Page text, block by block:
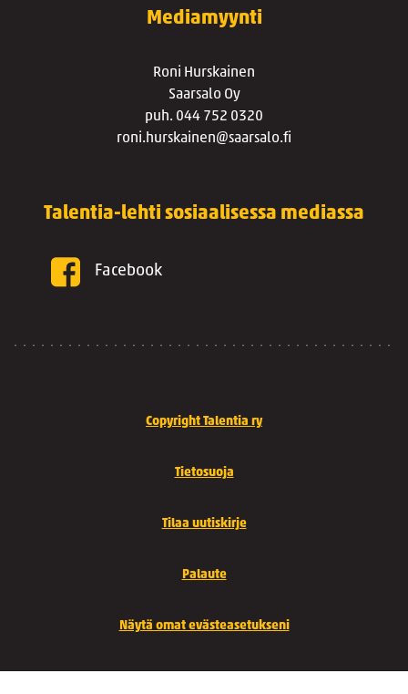
Mediamyynti
Roni Hurskainen
Saarsalo Oy
puh. 044 752 0320
roni.hurskainen@saarsalo.fi
Talentia-lehti sosiaalisessa mediassa
Facebook
Copyright Talentia ry
Tietosuoja
Tilaa uutiskirje
Palaute
Näytä omat evästeasetukseni